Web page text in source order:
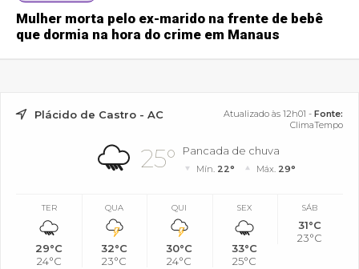
Mulher morta pelo ex-marido na frente de bebê
que dormia na hora do crime em Manaus
Plácido de Castro - AC Atualizado às 12h01 - Fonte:
ClimaTempo
25° Pancada de chuva
Mín. 22° Máx. 29°
TER
29°C
24°C
QUA
32°C
23°C
QUI
30°C
24°C
SEX
33°C
25°C
SÁB
31°C
23°C